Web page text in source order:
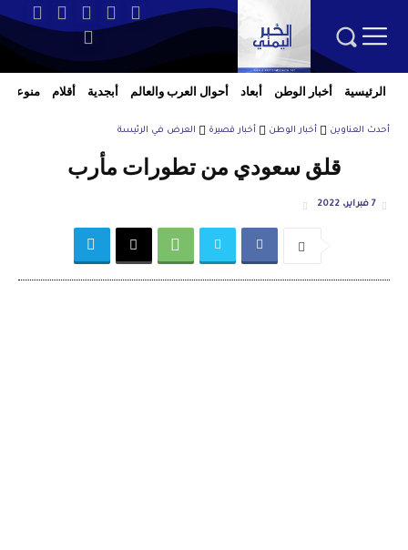
الرئيسية أخبار الوطن أبعاد أحوال العرب والعالم أبجدية أقلام منوعات
أحدث العناوين أخبار الوطن أخبار قصيرة العرض في الرئيسة
قلق سعودي من تطورات مأرب
7 فبراير، 2022